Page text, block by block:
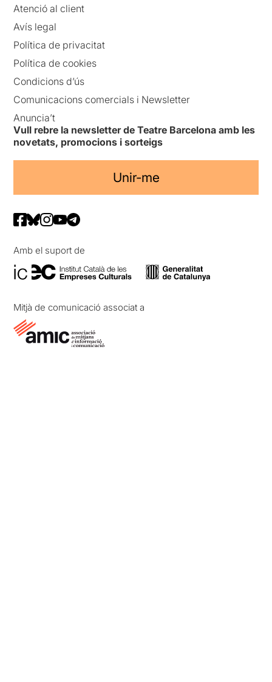
Atenció al client
Avís legal
Política de privacitat
Política de cookies
Condicions d’ús
Comunicacions comercials i Newsletter
Anuncia’t
Vull rebre la newsletter de Teatre Barcelona amb les
novetats, promocions i sorteigs
Unir-me
Amb el suport de
Mitjà de comunicació associat a